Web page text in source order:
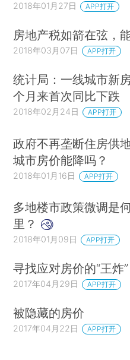
2018年01月27日 APP打开
房地产税如箭在弦，
2018年03月07日 APP打开
统计局：一线城市新
个月来首次同比下跌
2018年02月24日 APP打开
政府不再垄断住房供
城市房价能降吗？
2018年01月16日 APP打开
多地楼市政策微调是
里？
2018年01月09日 APP打开
寻找应对房价的“王炸”
2017年04月29日 APP打开
被隐藏的房价
2017年04月22日 APP打开